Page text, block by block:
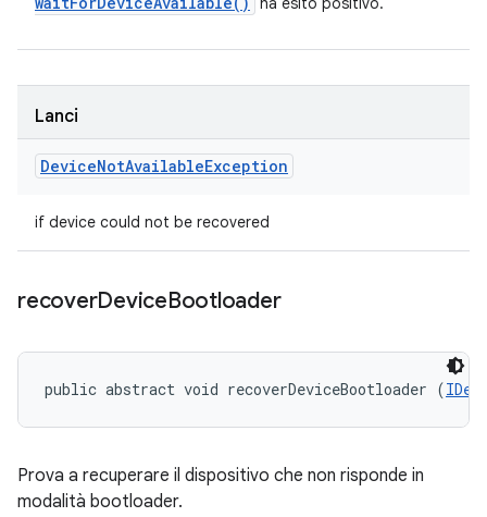
Lanci
DeviceNotAvailableException
if device could not be recovered
recoverDeviceBootloader
public abstract void recoverDeviceBootloader (
Prova a recuperare il dispositivo che non risponde in
modalità bootloader.